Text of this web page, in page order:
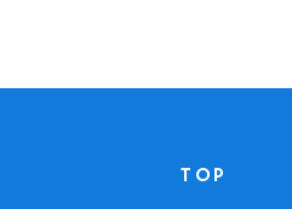
株式会社アイ・フラッツTOP